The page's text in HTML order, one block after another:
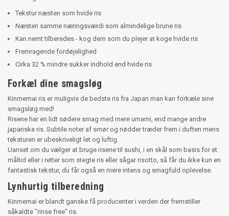
Tekstur næsten som hvide ris
Næsten samme næringsværdi som almindelige brune ris
Kan nemt tilberedes - kog dem som du plejer at koge hvide ris
Fremragende fordøjelighed
Cirka 32 % mindre sukker indhold end hvide ris
Forkæl dine smagsløg
Kinmemai ris er muligvis de bedste ris fra Japan man kan forkæle sine
smagsløg med!
Risene har en lidt sødere smag med mere umami, end mange andre
japanske ris. Subtile noter af smør og nødder træder frem i duften mens
teksturen er ubeskriveligt let og luftig.
Uanset om du vælger at bruge risene til sushi, i en skål som basis for et
måltid eller i retter som stegte ris eller sågar risotto, så får du ikke kun en
fantastisk tekstur, du får også en mere intens og smagfuld oplevelse.
Lynhurtig tilberedning
Kinmemai er blandt ganske få producenter i verden der fremstiller
såkaldte "rinse free" ris.